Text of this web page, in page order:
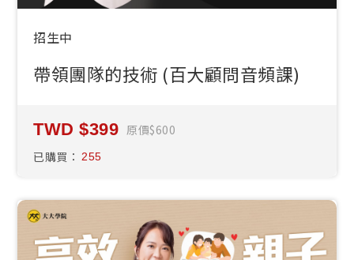
招生中
帶領團隊的技術 (百大顧問音頻課)
399 原價 600
已購買：
255